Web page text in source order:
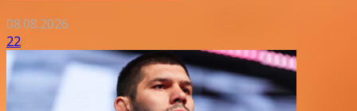
08.08.2026
22